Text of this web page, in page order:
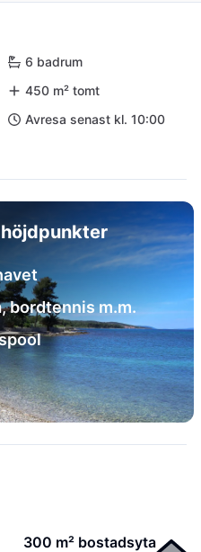
6 badrum
450 m² tomt
Avresa senast kl. 10:00
bordtennis m.m.
300 m² bostadsyta